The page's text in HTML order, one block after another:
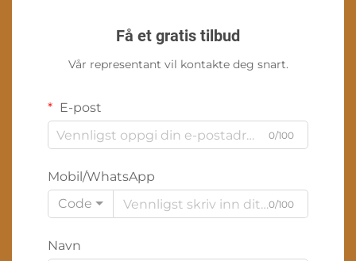
Få et gratis tilbud
Vår representant vil kontakte deg snart.
E-post
0/100
Mobil/WhatsApp
Code
0/100
Navn